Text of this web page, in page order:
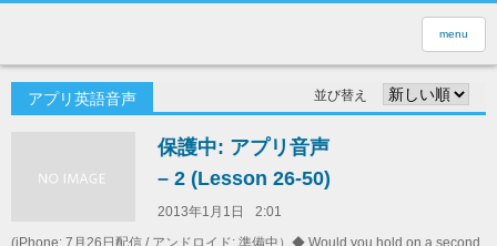
menu
アプリ英語音声 並び替え
保護中: アプリ音声
– 2 (Lesson 26-50)
2013年1月1日
2:01
(iPhone: 7月26日配信 / アンドロイド: 準備中）◆ Would you hold on a second,